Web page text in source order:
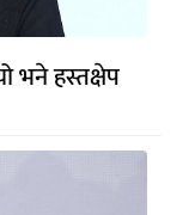
भने हस्तक्षेप